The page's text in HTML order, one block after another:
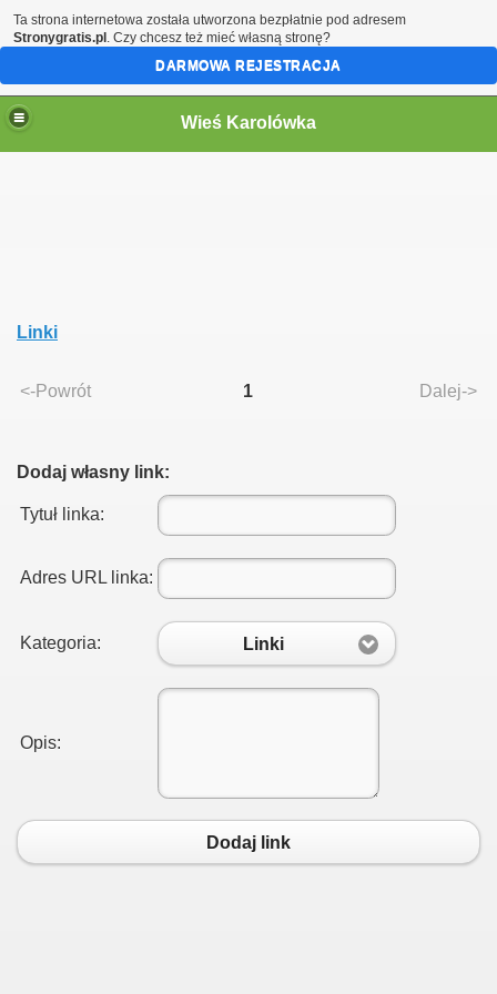
Wieś Karolówka
Linki
<-Powrót 1 Dalej->
Dodaj własny link:
Tytuł linka:
Adres URL linka:
Kategoria: Linki
Opis:
Dodaj link
Ta strona internetowa została utworzona bezpłatnie pod adresem
Stronygratis.pl . Czy chcesz też mieć własną stronę?
DARMOWA REJESTRACJA